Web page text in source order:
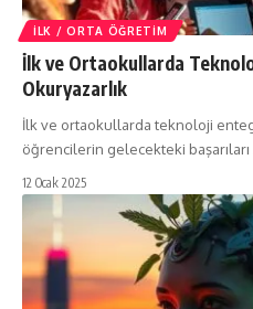
İLK / ORTA ÖĞRETIM
İlk ve Ortaokullarda
Okuryazarlık
İlk ve ortaokullarda teknoloji
öğrencilerin gelecekteki
12 Ocak 2025